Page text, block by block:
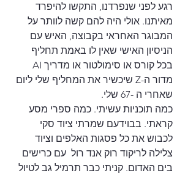
רגע לפני שנפרדנו, התקשו להיפרד
מאיתנו. אולי היה להם קשה לוותר על
המבוגר האחראי בקבוצה, האיש עם
הניסיון האישי שאין לו באמת תחליף
מדור ה-Z שיכשיר את המחליף שלי ליום
שאחרי ה -67 שלי.
כמה תוכניות עשיתי. כמה ספרי מסע
קראתי. בבוידעם שמרתי ציוד סקי
לכבוש את כל פסגות האלפים וציוד
צלילה לריקוד רוק אנד רול  עם כרישים
בים האדום. קניתי כבר תרמיל גב לטיול